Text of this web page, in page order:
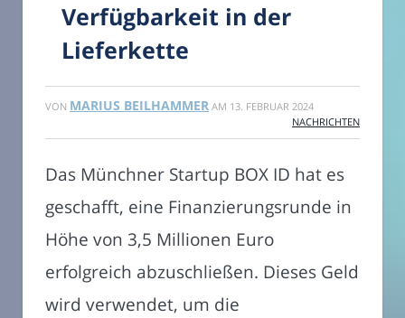
Verfügbarkeit in der
Lieferkette
VON MARIUS BEILHAMMER AM 13. FEBRUAR 2024
NACHRICHTEN
Das Münchner Startup BOX ID hat es
geschafft, eine Finanzierungsrunde in
Höhe von 3,5 Millionen Euro
erfolgreich abzuschließen. Dieses Geld
wird verwendet, um die